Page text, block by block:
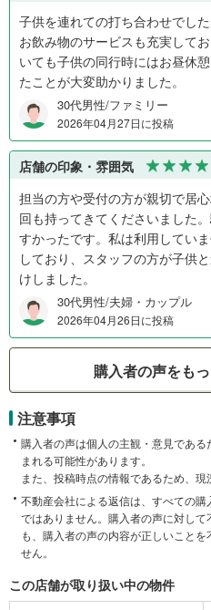
子供を連れての打ち合わせでし
お飲み物のサービスも充実して
いても子供の同行時にはお昼休
たことが大変助かりました。
30代男性/ファミリー
2026年04月27日に投稿
店舗の印象・雰囲気
担当の方や受付の方が親切で居
回も持ってきてくださいました
すかったです。私は利用してい
しており、スタッフの方が子供
けしました。
30代男性/夫婦・カップル
2026年04月26日に投稿
購入者の声をも
注意事項
購入者の声は個人の主観・意見であ
まれる可能性があります。
また、投稿時点の情報であるため、現
不動産会社による返信は、すべての
ではありません。購入者の声に対し
も、購入者の声の内容が正しいこと
せん。
この店舗が取り扱い中の物件